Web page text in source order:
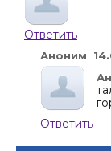
Ответить
Аноним
Ответить